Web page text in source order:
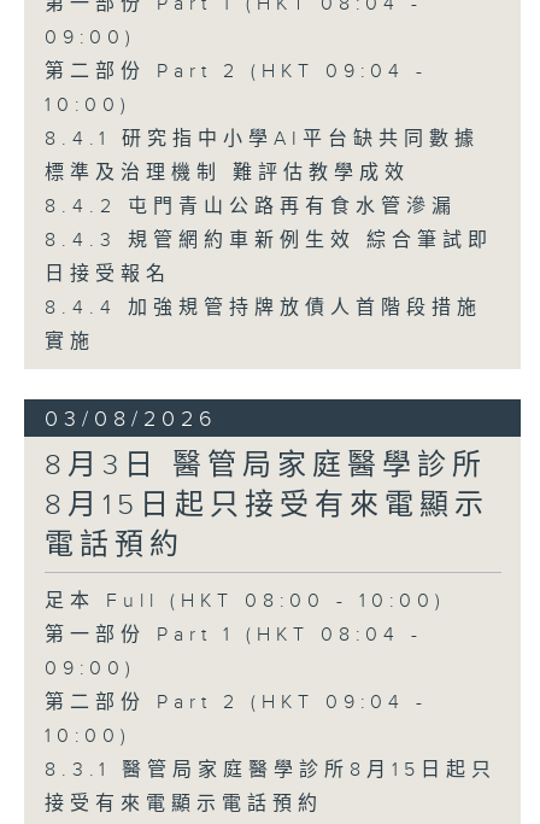
09:00)
第二部份 Part 2 (HKT 09:04 -
10:00)
8.4.1 研究指中小學AI平台缺共同數據
標準及治理機制 難評估教學成效
8.4.2 屯門青山公路再有食水管滲漏
8.4.3 規管網約車新例生效 綜合筆試即
日接受報名
8.4.4 加強規管持牌放債人首階段措施
實施
03/08/2026
8月3日 醫管局家庭醫學診所
8月15日起只接受有來電顯示
電話預約
足本 Full (HKT 08:00 - 10:00)
第一部份 Part 1 (HKT 08:04 -
09:00)
第二部份 Part 2 (HKT 09:04 -
10:00)
8.3.1 醫管局家庭醫學診所8月15日起只
接受有來電顯示電話預約